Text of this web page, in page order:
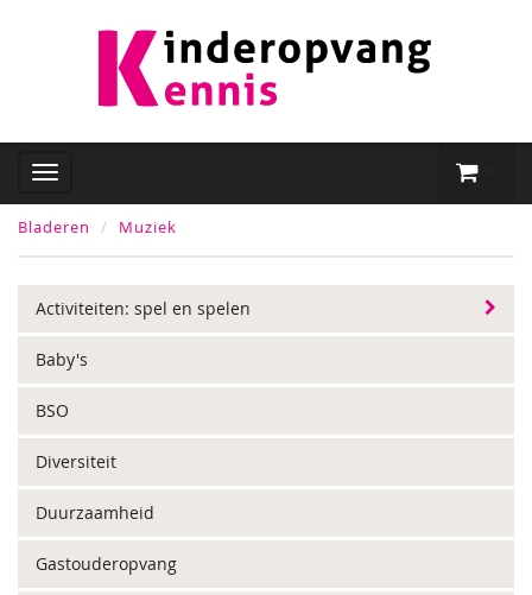
Bladeren Muziek
Activiteiten: spel en spelen
Baby's
BSO
Diversiteit
Duurzaamheid
Gastouderopvang